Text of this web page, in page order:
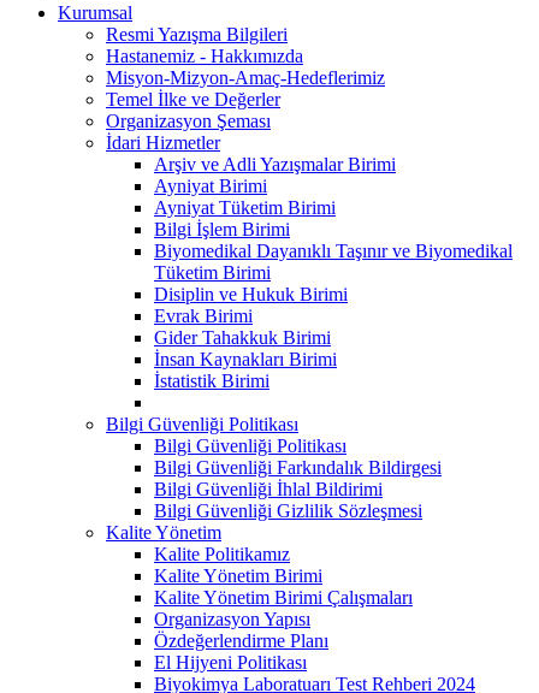
Kurumsal
Resmi Yazışma Bilgileri
Hastanemiz - Hakkımızda
Misyon-Mizyon-Amaç-Hedeflerimiz
Temel İlke ve Değerler
Organizasyon Şeması
İdari Hizmetler
Arşiv ve Adli Yazışmalar Birimi
Ayniyat Birimi
Ayniyat Tüketim Birimi
Bilgi İşlem Birimi
Biyomedikal Dayanıklı Taşınır ve Biyomedikal
Tüketim Birimi
Disiplin ve Hukuk Birimi
Evrak Birimi
Gider Tahakkuk Birimi
İnsan Kaynakları Birimi
İstatistik Birimi
Bilgi Güvenliği Politikası
Bilgi Güvenliği Politikası
Bilgi Güvenliği Farkındalık Bildirgesi
Bilgi Güvenliği İhlal Bildirimi
Bilgi Güvenliği Gizlilik Sözleşmesi
Kalite Yönetim
Kalite Politikamız
Kalite Yönetim Birimi
Kalite Yönetim Birimi Çalışmaları
Organizasyon Yapısı
Özdeğerlendirme Planı
El Hijyeni Politikası
Biyokimya Laboratuarı Test Rehberi 2024